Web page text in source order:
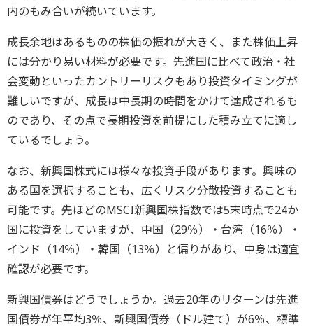
内のもみ合いが続いています。
成長余地はあるものの株価の振れが大きく、また株価上昇
には分かり易い材料が必要です。先進国に比べて政治・社
会変動といったカントリーリスクもあり投資タイミングが
難しいですが、成長は中長期の時間をかけて達成されるも
のであり、その点で長期投資を前提にした積み立てに適し
ているでしょう。
なお、新興国株式には様々な投資手段があります。興味の
ある国を選択することも、広くリスク分散投資することも
可能です。先ほどのMSCI新興国株指数では5末時点で24か
国に投資をしていますが、中国（29％）・台湾（16％）・
インド（14％）・韓国（13％）と偏りがあり、中身は適宜
確認が必要です。
新興国債券はどうでしょうか。過去20年のリターンは先進
国債券が年平均3％、新興国債券（ドル建て）が6％、標準